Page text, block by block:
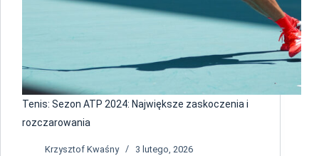
Tenis: Sezon ATP 2024: Największe zaskoczenia i
rozczarowania
Krzysztof Kwaśny 3 lutego, 2026